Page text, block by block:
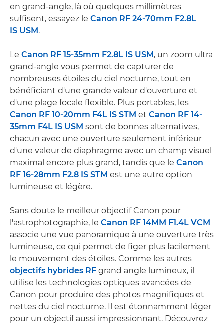
en grand-angle, là où quelques millimètres
suffisent, essayez le Canon RF 24-70mm F2.8L
IS USM.
Le Canon RF 15-35mm F2.8L IS USM, un zoom ultra
grand-angle vous permet de capturer de
nombreuses étoiles du ciel nocturne, tout en
bénéficiant d'une grande valeur d'ouverture et
d'une plage focale flexible. Plus portables, les
Canon RF 10-20mm F4L IS STM et Canon RF 14-
35mm F4L IS USM sont de bonnes alternatives,
chacun avec une ouverture seulement inférieur
d'une valeur de diaphragme avec un champ visuel
maximal encore plus grand, tandis que le Canon
RF 16-28mm F2.8 IS STM est une autre option
lumineuse et légère.
Sans doute le meilleur objectif Canon pour
l'astrophotographie, le Canon RF 14MM F1.4L VCM
associe une vue panoramique à une ouverture très
lumineuse, ce qui permet de figer plus facilement
le mouvement des étoiles. Comme les autres
objectifs hybrides RF grand angle lumineux, il
utilise les technologies optiques avancées de
Canon pour produire des photos magnifiques et
nettes du ciel nocturne. Il est étonnamment léger
pour un objectif aussi impressionnant. Découvrez